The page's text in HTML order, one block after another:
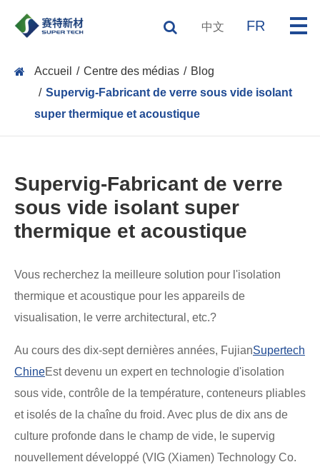
中文 FR
Accueil Centre des médias
Blog
Supervig-Fabricant de verre sous vide isolant
super thermique et acoustique
Supervig-Fabricant de verre
sous vide isolant super
thermique et acoustique
Vous recherchez la meilleure solution pour l'isolation
thermique et acoustique pour les appareils de
visualisation, le verre architectural, etc.?
Au cours des dix-sept dernières années, FujianSupertech
ChineEst devenu un expert en technologie d'isolation
sous vide, contrôle de la température, conteneurs pliables
et isolés de la chaîne du froid. Avec plus de dix ans de
culture profonde dans le champ de vide, le supervig
nouvellement développé (VIG (Xiamen) Technology Co.